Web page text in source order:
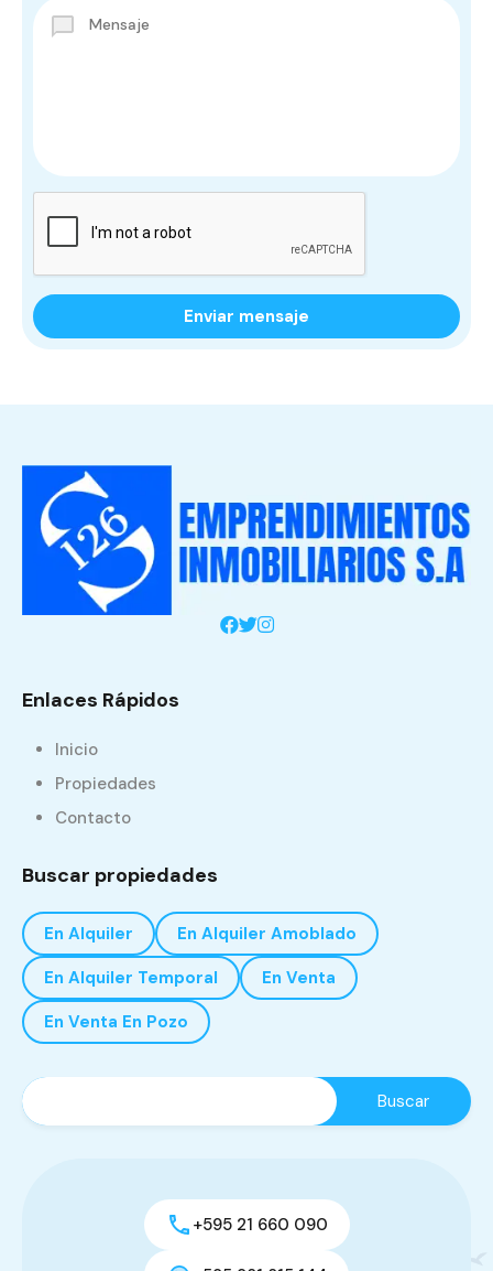
Enlaces Rápidos
Inicio
Propiedades
Contacto
Buscar propiedades
En Alquiler
En Alquiler Amoblado
En Alquiler Temporal
En Venta
En Venta En Pozo
+595 21 660 090